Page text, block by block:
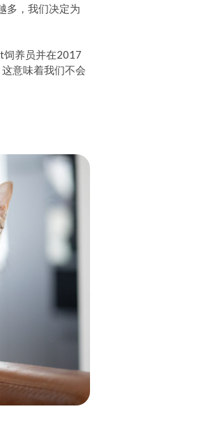
多，我们决定为
饲养员并在2017
意味着我们不会